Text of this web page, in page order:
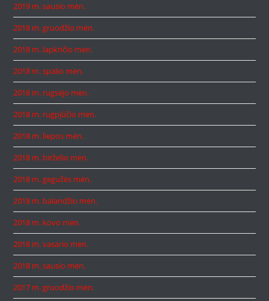
2019 m. sausio mėn.
2018 m. gruodžio mėn.
2018 m. lapkričio mėn.
2018 m. spalio mėn.
2018 m. rugsėjo mėn.
2018 m. rugpjūčio mėn.
2018 m. liepos mėn.
2018 m. birželio mėn.
2018 m. gegužės mėn.
2018 m. balandžio mėn.
2018 m. kovo mėn.
2018 m. vasario mėn.
2018 m. sausio mėn.
2017 m. gruodžio mėn.